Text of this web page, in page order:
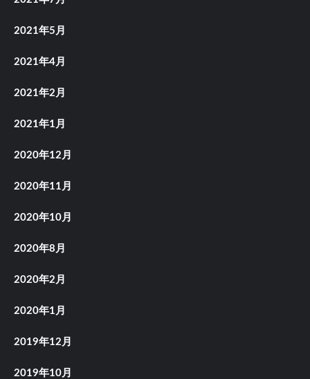
2021年5月
2021年4月
2021年2月
2021年1月
2020年12月
2020年11月
2020年10月
2020年8月
2020年2月
2020年1月
2019年12月
2019年10月